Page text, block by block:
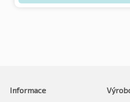
Informace